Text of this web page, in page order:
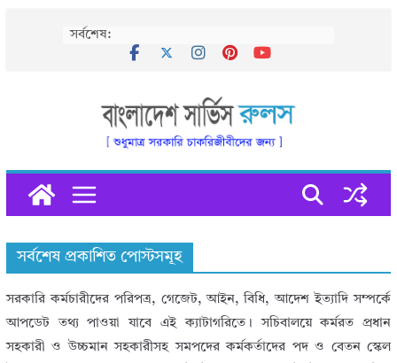
সর্বশেষ:
সর্বশেষ প্রকাশিত পোস্টসমূহ
সরকারি কর্মচারীদের পরিপত্র, গেজেট, আইন, বিধি, আদেশ ইত্যাদি সম্পর্কে
আপডেট তথ্য পাওয়া যাবে এই ক্যাটাগরিতে। সচিবালয়ে কর্মরত প্রধান
সহকারী ও উচ্চমান সহকারীসহ সমপদের কর্মকর্তাদের পদ ও বেতন স্কেল